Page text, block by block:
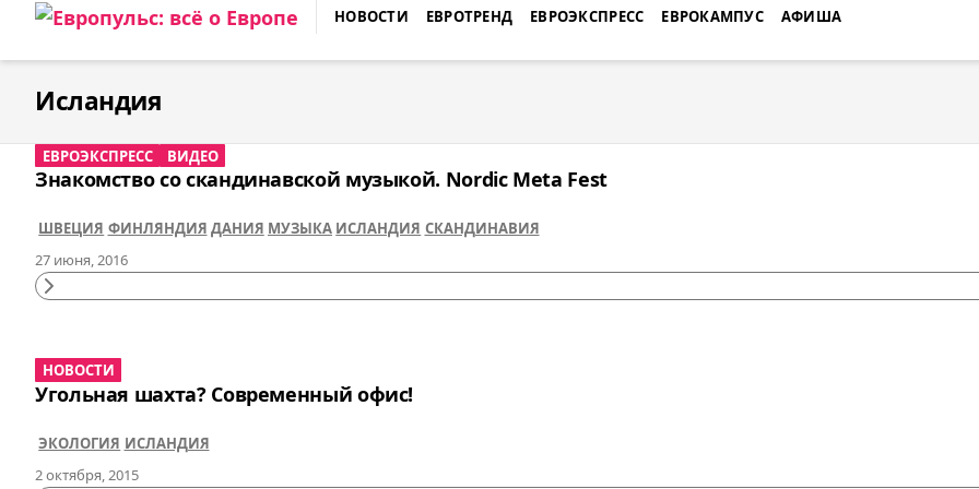
Skip
ЕВРОПУЛЬС: ВСЁ О ЕВРОПЕ
НОВОСТИ ЕВРОТРЕНД ЕВРОЭКСПРЕСС ЕВРОКАМПУС АФИША
Исландия
ЕВРОЭКСПРЕСС ВИДЕО
Знакомство со скандинавской музыкой. Nordic Meta Fest
ШВЕЦИЯ ФИНЛЯНДИЯ ДАНИЯ МУЗЫКА ИСЛАНДИЯ СКАНДИНАВИЯ
27 июня, 2016
Continue
НОВОСТИ
Угольная шахта? Современный офис!
ЭКОЛОГИЯ ИСЛАНДИЯ
2 октября, 2015